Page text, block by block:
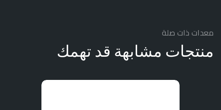
معدات ذات صلة
منتجات مشابهة قد تهمك